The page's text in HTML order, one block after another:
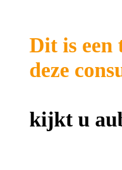
Dit is een
deze
kijkt u